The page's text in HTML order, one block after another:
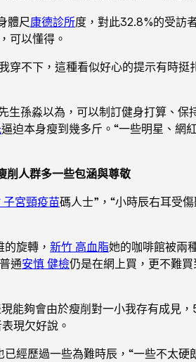
體尺康德診所度，對此32.8%的受訪
可以懂得。
穿不下，這種看似好心的提示有時
生孫淼以為，可以制訂健身打算、
逼迫本身瘦到幾多斤。“一些明星、網
削人群多一些包涵與尊敬
子宮頸疫苗碼人士”，“小時辰右耳受
旋轉， 新竹 高血脂她的咖啡館被兩
通安慎 健檢仍是在網上買，更不難
能夠會由於瘦削對一小我存有成見
現欠好說。
經歷過一些為難時辰，“一些不太